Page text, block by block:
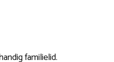
familielid.